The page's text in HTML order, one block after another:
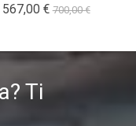
567,00 € 700,00 €
Ti